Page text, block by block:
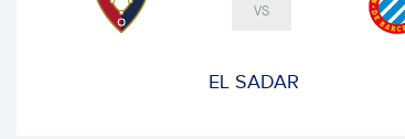
VS
EL SADAR